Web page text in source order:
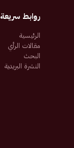
روابط سريعة
الرئيسية
مقالات الرأي
البحث
النشرة البريدية